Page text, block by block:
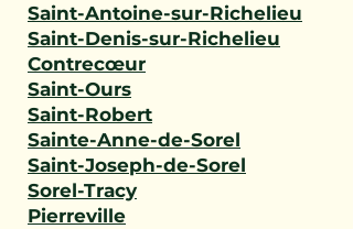
Saint-Antoine-sur-Richelieu
Saint-Denis-sur-Richelieu
Contrecœur
Saint-Ours
Saint-Robert
Sainte-Anne-de-Sorel
Saint-Joseph-de-Sorel
Sorel-Tracy
Pierreville